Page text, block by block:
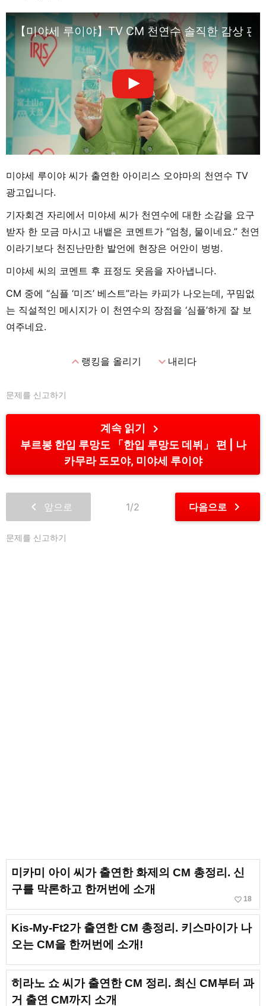
【미야세 루이야】TV CM 천연수 솔직한 감상 편
미야세 루이야 씨가 출연한 아이리스 오야마의 천연수 TV
광고입니다.
기자회견 자리에서 미야세 씨가 천연수에 대한 소감을 요구
받자 한 모금 마시고 내뱉은 코멘트가 “엄청, 물이네요.” 천연
이라기보다 천진난만한 발언에 현장은 어안이 벙벙.
미야세 씨의 코멘트 후 표정도 웃음을 자아냅니다.
CM 중에 “심플 ‘미즈’ 베스트”라는 카피가 나오는데, 꾸밈없
는 직설적인 메시지가 이 천연수의 장점을 ‘심플’하게 잘 보
여주네요.
expand_less랭킹을 올리기 expand_more내리다
문제를 신고하기
계속 읽기 chevron_right
부르봉 한입 루망도 「한입 루망도 데뷔」 편
나
카무라 도모야, 미야세 루이야
chevron_left 앞으로 1/2 다음으로 chevron_right
문제를 신고하기
미카미 아이 씨가 출연한 화제의 CM 총정리. 신
구를 막론하고 한꺼번에 소개
favorite_border 18
Kis-My-Ft2가 출연한 CM 총정리. 키스마이가 나
오는 CM을 한꺼번에 소개!
히라노 쇼 씨가 출연한 CM 정리. 최신 CM부터 과
거 출연 CM까지 소개